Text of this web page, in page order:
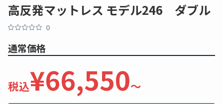
高反発マットレス モデル246 ダブル
0
通常価格
税込¥66,550〜